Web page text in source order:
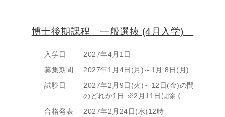
博士後期課程 一般選抜 (4月入学)
入学日
2027年4月1日
募集期間
2027年1月4日(月)～1月 8日(月)
試験日
2027年2月9日(火)～12日(金)の間
のどれか1日 ※2月11日は除く
合格発表
2027年2月24日(水)12時